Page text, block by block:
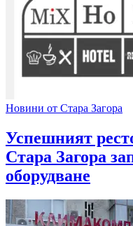
Новини от Стара Загора
Успешният
Стара Загора
оборудване